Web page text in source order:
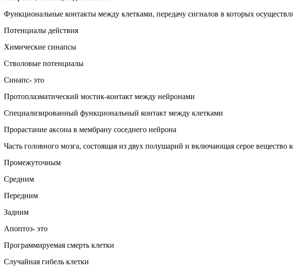
Функциональные контакты между клетками, передачу сигналов в которых
Потенциалы действия
Химические синапсы
Стволовые потенциалы
Синапс- это
Протоплазматический мостик-контакт между нейронами
Специализированный функциональный контакт между клетками
Прорастание аксона в мембрану соседнего нейрона
Часть головного мозга, состоящая из двух полушарий и включающая серое
Промежуточным
Средним
Передним
Задним
Апоптоз- это
Программируемая смерть клетки
Случайная гибель клетки